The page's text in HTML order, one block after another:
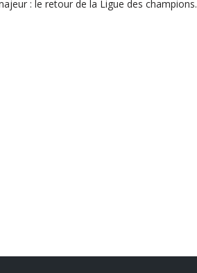
: le retour de la Ligue des champions.